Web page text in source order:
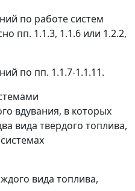
по работе систем
пп. 1.1.3, 1.1.6 или 1.2.2,
по пп. 1.1.7-1.1.11.
вдувания, в которых
вида твердого топлива,
вида топлива,